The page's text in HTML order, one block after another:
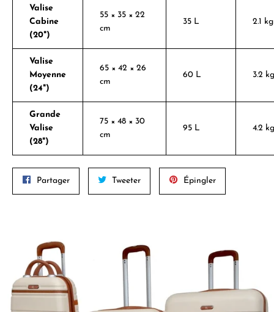
Valise
Cabine
(20")
55 × 35 × 22
cm
35 L 2.1 kg
Valise
Moyenne
(24")
65 × 42 × 26
cm
60 L 3.2 kg
Grande
Valise
(28")
75 × 48 × 30
cm
95 L 4.2 kg
PartagerPartager
sur
TweeterTweeter
sur
ÉpinglerÉpingler
sur